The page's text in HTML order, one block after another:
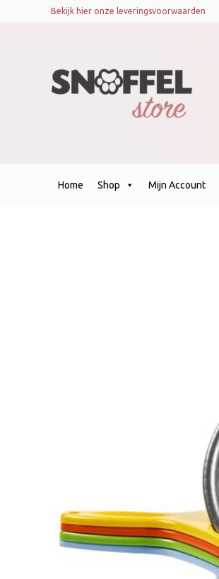
Bekijk hier onze leveringsvoorwaarden
Home Shop Mijn Account